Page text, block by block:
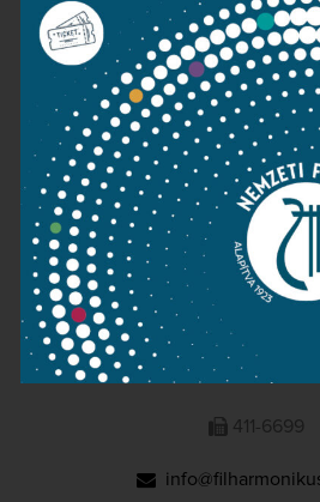
Press room
Terms and
Imprint
NATIONAL
1095 Budapest, Komor
411-6600
411-6699